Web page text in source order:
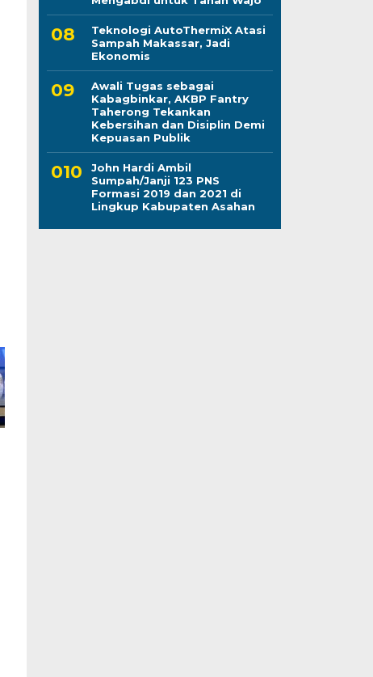
Teknologi AutoThermiX Atasi
Sampah Makassar, Jadi
Ekonomis
Awali Tugas sebagai
Kabagbinkar, AKBP Fantry
Taherong Tekankan
Kebersihan dan Disiplin Demi
Kepuasan Publik
John Hardi Ambil
Sumpah/Janji 123 PNS
Formasi 2019 dan 2021 di
Lingkup Kabupaten Asahan